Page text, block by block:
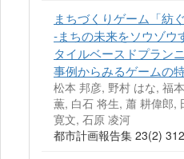
まちづくりゲーム「紡
-まちの未来をソウゾウ
タイルベースドプラン
事例からみるゲームの
松本 邦彦, 野村 はな, 福
薫, 白石 将生, 蕭 耕偉郎,
寛文, 石原 凌河
都市計画報告集 23(2)